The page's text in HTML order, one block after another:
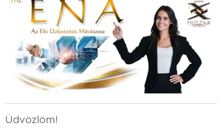
Üdvözlöm!